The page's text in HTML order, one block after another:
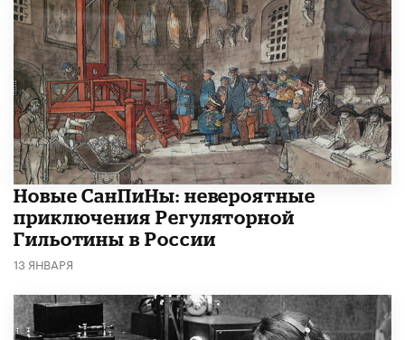
Новые СанПиНы: невероятные
приключения Регуляторной
Гильотины в России
13 ЯНВАРЯ